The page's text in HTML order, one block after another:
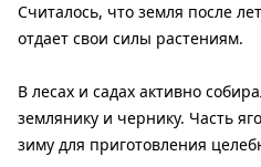
Считалось, что земля после
отдает свои силы растениям.
В лесах и садах активно
землянику и чернику. Часть
зиму для приготовления